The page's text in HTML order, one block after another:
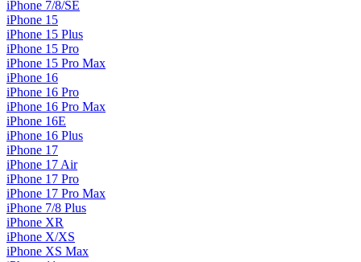
iPhone 7/8/SE
iPhone 15
iPhone 15 Plus
iPhone 15 Pro
iPhone 15 Pro Max
iPhone 16
iPhone 16 Pro
iPhone 16 Pro Max
iPhone 16E
iPhone 16 Plus
iPhone 17
iPhone 17 Air
iPhone 17 Pro
iPhone 17 Pro Max
iPhone 7/8 Plus
iPhone XR
iPhone X/XS
iPhone XS Max